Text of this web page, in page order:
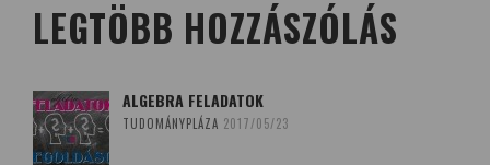
LEGTÖBB HOZZÁSZÓLÁS
ALGEBRA FELADATOK
TUDOMÁNYPLÁZA 2017/05/23